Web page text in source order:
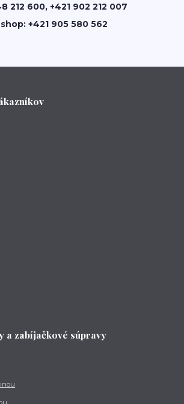
212 600, +421 902 212 007
+421 905 580 562
a zabíjačkové súpravy